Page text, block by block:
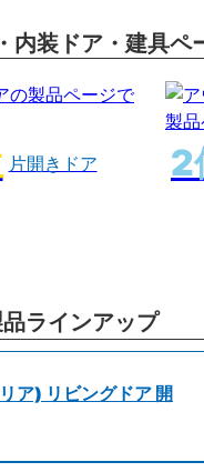
内装ドア・建具ペ
片開きドア
ラインアップ
ア) リビングドア 開